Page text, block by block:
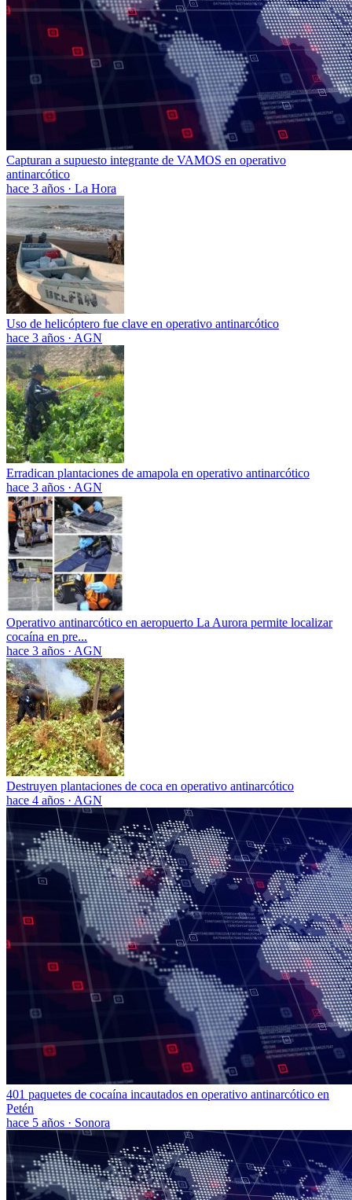
Capturan a supuesto integrante de VAMOS en operativo
antinarcótico
hace 3 años · La Hora
Uso de helicóptero fue clave en operativo antinarcótico
hace 3 años · AGN
Erradican plantaciones de amapola en operativo antinarcótico
hace 3 años · AGN
Operativo antinarcótico en aeropuerto La Aurora permite localizar
cocaína en pre...
hace 3 años · AGN
Destruyen plantaciones de coca en operativo antinarcótico
hace 4 años · AGN
401 paquetes de cocaína incautados en operativo antinarcótico en
Petén
hace 5 años · Sonora